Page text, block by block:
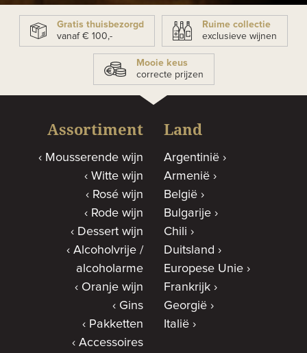
Gratis thuisbezorgd
vanaf € 100,-
Ruime collectie
exclusieve wijnen
Mooie keus
correcte prijzen
Assortiment
Mousserende wijn
Witte wijn
Rosé wijn
Rode wijn
Dessert wijn
Alcoholvrije /
alcoholarme
Oranje wijn
Gins
Pakketten
Accessoires
Land
Argentinië
Armenië
België
Bulgarije
Chili
Duitsland
Europese Unie
Frankrijk
Georgië
Italië